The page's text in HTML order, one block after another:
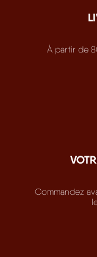
À partir de
Commandez